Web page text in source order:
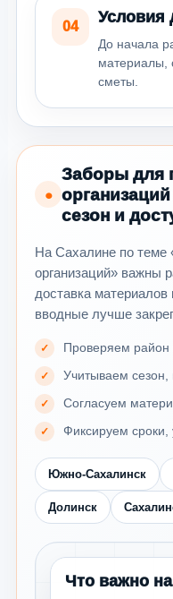
04
Условия
До начала
материалы,
сметы.
●
Заборы для
сезон и
На Сахалине по теме
организаций» важны
доставка
вводные лучше
Проверяем район
Учитываем сезон,
Согласуем
Фиксируем сроки,
Южно-Сахалинск
Долинск
Что важно